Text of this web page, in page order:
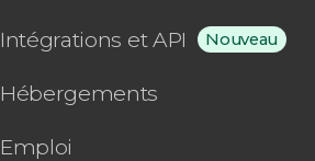
Intégrations et API Nouveau
Hébergements
Emploi